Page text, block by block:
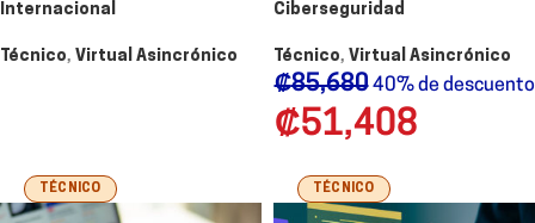
Internacional
Técnico, Virtual Asincrónico
Ciberseguridad
Técnico, Virtual Asincrónico
₡85,680 40% de descuento
₡51,408
TÉCNICO TÉCNICO